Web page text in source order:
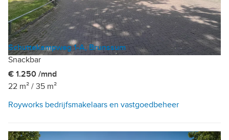
Schuttekampweg 1-A, Brunssum
Snackbar
€ 1.250 /mnd
22 m² / 35 m²
Royworks bedrijfsmakelaars en vastgoedbeheer